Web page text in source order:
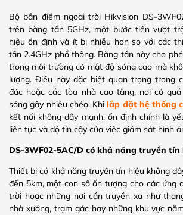
Bộ bắn điểm ngoài trời Hikvision DS-
trên băng tần 5GHz, một bước tiến vượt
hiệu ổn định và ít bị nhiễu hơn so với các
tần 2.4GHz phổ thông. Băng tần này cho
trong môi trường có mật độ sóng cao mà
lượng. Điều này đặc biệt quan trọng trong
đúc hoặc các tòa nhà cao tầng, nơi có
sóng gây nhiễu chéo. Khi lắp đặt hệ thống
kết nối không dây mạnh, ổn định chính là
liên tục và độ tin cậy của việc giám sát hình
DS-3WF02-5AC/D có khả năng truyền tín
Thiết bị có khả năng truyền tín hiệu không
đến 5km, một con số ấn tượng cho các ứng
trời hoặc những nơi cần truyền xa như
nhà xưởng, trạm gác hay những khu vực